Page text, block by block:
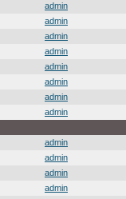
admin
admin
admin
admin
admin
admin
admin
admin
admin
admin
admin
admin